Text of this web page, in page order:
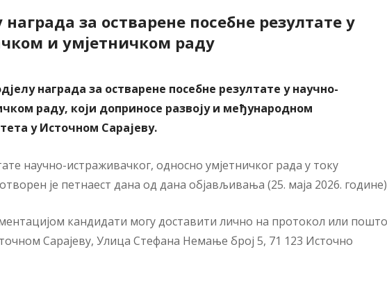
награда за остварене посебне резултате у
и умјетничком раду
награда за остварене посебне резултате у научно-
раду, који доприносе развоју и међународном
у Источном Сарајеву.
научно-истраживачког, односно умјетничког рада у току
је петнаест дана од дана објављивања (25. маја 2026.
кандидати могу доставити лично на протокол или
Сарајеву, Улица Стефана Немање број 5, 71 123 Источно